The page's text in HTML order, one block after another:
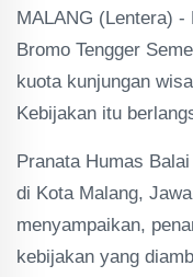
MALANG (Lentera) -
Bromo Tengger
kuota kunjungan
Kebijakan itu
Pranata Humas
di Kota Malang,
menyampaikan,
kebijakan yang